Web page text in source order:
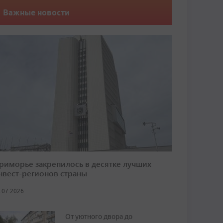
Важные новости
закрепилось в десятке лучших
регионов страны
От уютного двора до